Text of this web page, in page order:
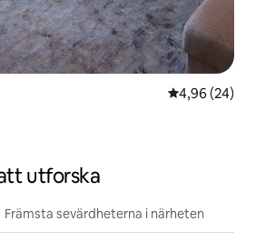
4,96 av 5 i
4,96 (24)
utforska
Främsta sevärdheterna i närheten